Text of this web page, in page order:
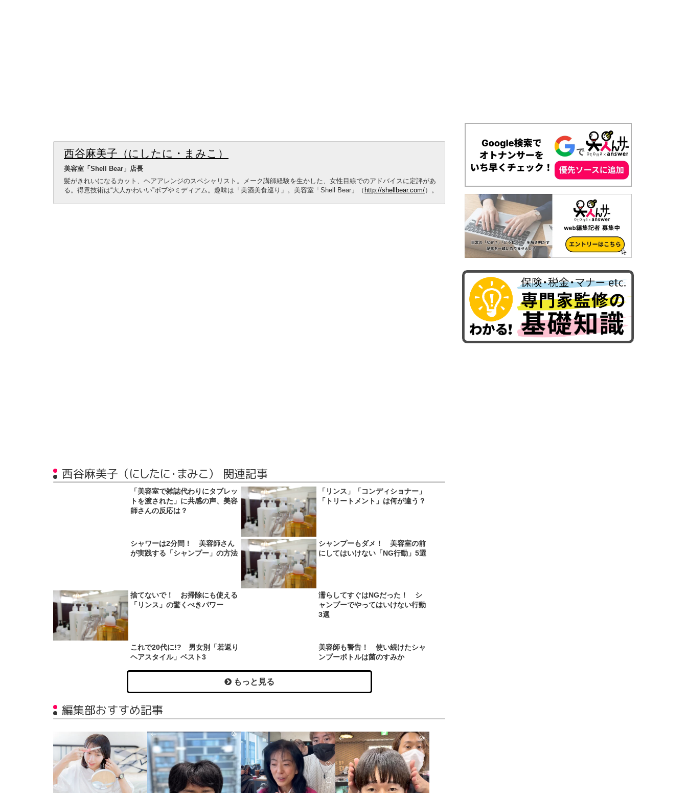
西谷麻美子（にしたに・まみこ）
美容室「Shell Bear」店長
髪がきれいになるカット、ヘアアレンジのスペシャリスト。メーク講師経験を生かした、女性目線でのアドバイスに定評があ
る。得意技術は“大人かわいい”ボブやミディアム。趣味は「美酒美食巡り」。美容室「Shell Bear」（ http://shellbear.com/）。
西谷麻美子（にしたに・まみこ） 関連記事
「美容室で雑誌代わりにタブレッ
トを渡された」に共感の声、美容
師さんの反応は？
「リンス」「コンディショナー」
「トリートメント」は何が違う？
シャワーは2分間！ 美容師さん
が実践する「シャンプー」の方法
シャンプーもダメ！ 美容室の前
にしてはいけない「NG行動」5選
捨てないで！ お掃除にも使える
「リンス」の驚くべきパワー
濡らしてすぐはNGだった！ シ
ャンプーでやってはいけない行動
3選
これで20代に!? 男女別「若返り
ヘアスタイル」ベスト3
美容師も警告！ 使い続けたシャ
ンプーボトルは菌のすみか
もっと見る
編集部おすすめ記事